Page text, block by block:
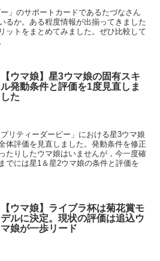
」のサポートカードであるたづなさん
るか。ある程度情報が出揃ってきました
ットをまとめてみました。ぜひ比較して
【ウマ娘】星3ウマ娘の固有スキ
ル発動条件と評価を1度見直しま
した
リティーダービー」における星3ウマ娘
体評価を見直しました。発動条件を修正
たりしたウマ娘はいませんが，今一度確
でには星1＆星2ウマ娘の条件と評価を
【ウマ娘】ライブラ杯は菊花賞モ
デルに決定。現状の評価は追込ウ
マ娘が一歩リード